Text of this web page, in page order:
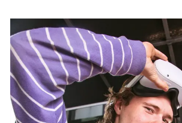
Lees meer
Lees meer